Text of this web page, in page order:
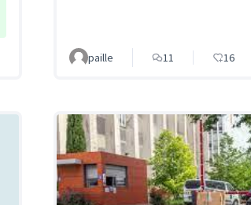
paille 11 16